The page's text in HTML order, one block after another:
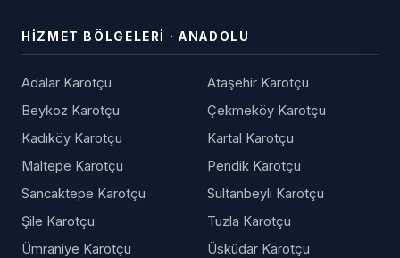
HIZMET BÖLGELERI · ANADOLU
Adalar Karotçu
Ataşehir Karotçu
Beykoz Karotçu
Çekmeköy Karotçu
Kadıköy Karotçu
Kartal Karotçu
Maltepe Karotçu
Pendik Karotçu
Sancaktepe Karotçu
Sultanbeyli Karotçu
Şile Karotçu
Tuzla Karotçu
Ümraniye Karotçu
Üsküdar Karotçu